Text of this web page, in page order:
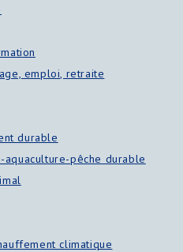
emploi, retraite
durable
pêche durable
climatique